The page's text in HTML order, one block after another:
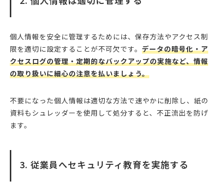
個人情報を安全に管理するためには、保存方法やアクセス制
限を適切に設定することが不可欠です。 データの暗号化・ア
クセスログの管理・定期的なバックアップの実施など、情報
の取り扱いに細心の注意を払いましょう。
不要になった個人情報は適切な方法で速やかに削除し、紙の
資料もシュレッダーを使用して処分すると、不正流出を防げ
ます。
3. 従業員へセキュリティ教育を実施する